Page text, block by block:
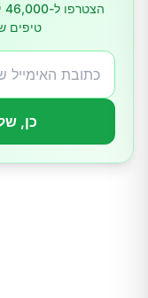
סוכרת (סוגים 1 ו -2)
שותים מעט מדי
טיפים
כן,